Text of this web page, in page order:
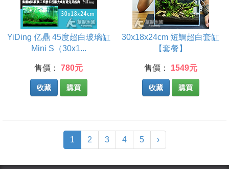
YiDing 亿鼎 45度超白玻璃缸
Mini S（30x1...
售價： 780元
收藏 購買
30x18x24cm 短鯛超白套缸
【套餐】
售價： 1549元
收藏 購買
1 (current)
2 3 4 5 ›